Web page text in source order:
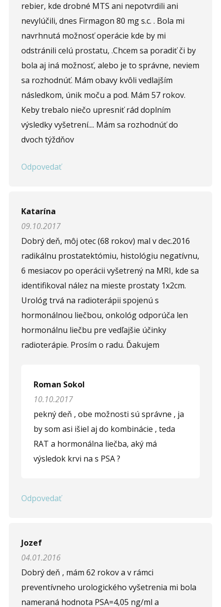
rebier, kde drobné MTS ani nepotvrdili ani
nevylúčili, dnes Firmagon 80 mg s.c. . Bola mi
navrhnutá možnosť operácie kde by mi
odstránili celú prostatu, .Chcem sa poradiť či by
bola aj iná možnosť, alebo je to správne, neviem
sa rozhodnúť. Mám obavy kvôli vedlajším
následkom, únik moču a pod. Mám 57 rokov.
Keby trebalo niečo upresniť rád doplním
výsledky vyšetrení.... Mám sa rozhodnúť do
dvoch týždňov
Odpovedať
Katarína
09.10.2017
Dobrý deň, môj otec (68 rokov) mal v dec.2016
radikálnu prostatektómiu, histológiu negatívnu,
6 mesiacov po operácii vyšetrený na MRI, kde sa
identifikoval nález na mieste prostaty 1x2cm.
Urológ trvá na radioterápii spojenú s
hormonálnou liečbou, onkológ odporúča len
hormonálnu liečbu pre vedľajšie účinky
radioterápie. Prosím o radu. Ďakujem
Roman Sokol
10.10.2017
pekný deň , obe možnosti sú správne , ja
by som asi išiel aj do kombinácie , teda
RAT a hormonálna liečba, aký má
výsledok krvi na s PSA ?
Odpovedať
Jozef
04.01.2016
Dobrý deň , mám 62 rokov a v rámci
preventívneho urologického vyšetrenia mi bola
nameraná hodnota PSA=4,05 ng/ml a